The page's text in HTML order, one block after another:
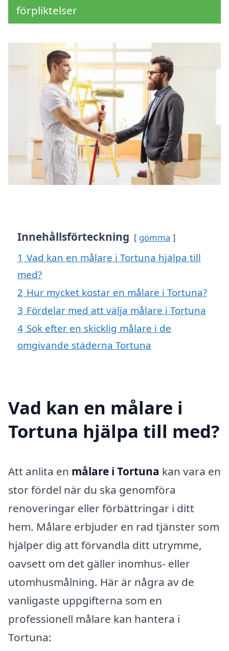
förpliktelser
Innehållsförteckning gömma
1 Vad kan en målare i Tortuna hjälpa till
med?
2 Hur mycket kostar en målare i Tortuna?
3 Fördelar med att välja målare i Tortuna
4 Sök efter en skicklig målare i de
omgivande städerna Tortuna
Vad kan en målare i
Tortuna hjälpa till med?
Att anlita en målare i Tortuna kan vara en
stor fördel när du ska genomföra
renoveringar eller förbättringar i ditt
hem. Målare erbjuder en rad tjänster som
hjälper dig att förvandla ditt utrymme,
oavsett om det gäller inomhus- eller
utomhusmålning. Här är några av de
vanligaste uppgifterna som en
professionell målare kan hantera i
Tortuna: